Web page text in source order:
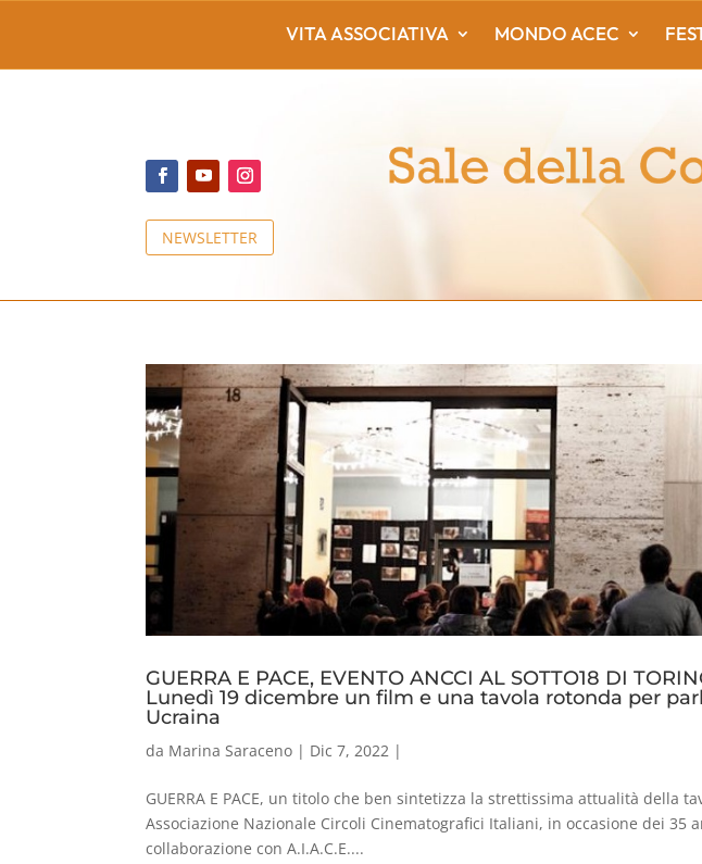
NEWSLETTER
VITA ASSOCIATIVA MONDO ACEC
GUERRA E PACE, EVENTO ANCCI AL SOTTO18 DI
Lunedì 19 dicembre un film e una tavola rotonda per
Ucraina
da Marina Saraceno | Dic 7, 2022 |
GUERRA E PACE, un titolo che ben sintetizza la strettissima attualità della
Associazione Nazionale Circoli Cinematografici Italiani, in occasione dei 35
collaborazione con A.I.A.C.E....